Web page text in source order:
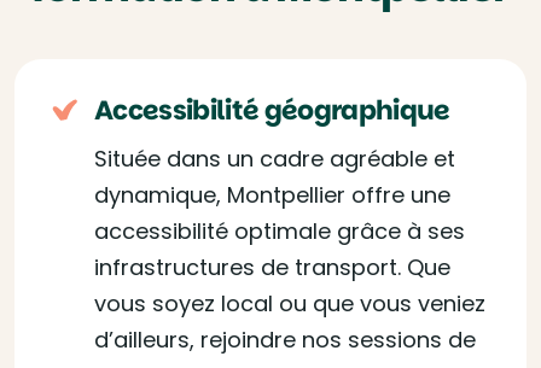
Accessibilité géographique
Située dans un cadre agréable et
dynamique, Montpellier offre une
accessibilité optimale grâce à ses
infrastructures de transport. Que
vous soyez local ou que vous veniez
d’ailleurs, rejoindre nos sessions de